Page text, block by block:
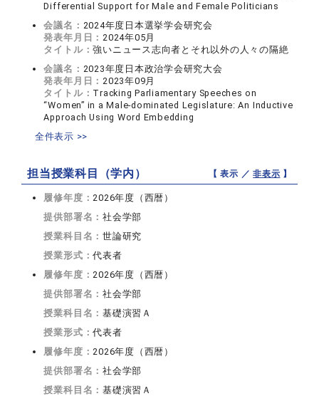
Differential Support for Male and Female Politicians
会議名： 2024年度日本選挙学会研究会
発表年月日：2024年05月
タイトル：強いニュース志向者とそれ以外の人々の隔絶
会議名： 2023年度日本政治学会研究大会
発表年月日：2023年09月
タイトル： Tracking Parliamentary Speeches on
“Women” in a Male-dominated Legislature: An Inductive
Approach Using Word Embedding
全件表示 >>
担当授業科目（学内） 【 表示 ／非表示 】
履修年度：2026年度（西暦）
提供部署名：社会学部
授業科目名：世論研究
授業形式：代表者
履修年度：2026年度（西暦）
提供部署名：社会学部
授業科目名：基礎演習Ａ
授業形式：代表者
履修年度：2026年度（西暦）
提供部署名：社会学部
授業科目名：基礎演習Ａ